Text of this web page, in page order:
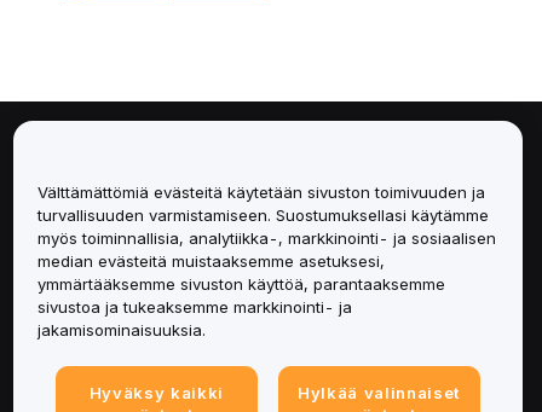
Palvelut
Tuki
Tuotteet
Lakiasiat
Välttämättömiä evästeitä käytetään sivuston toimivuuden ja
turvallisuuden varmistamiseen. Suostumuksellasi käytämme
myös toiminnallisia, analytiikka-, markkinointi- ja sosiaalisen
median evästeitä muistaaksemme asetuksesi,
ymmärtääksemme sivuston käyttöä, parantaaksemme
sivustoa ja tukeaksemme markkinointi- ja
jakamisominaisuuksia.
Hyväksy kaikki
Hylkää valinnaiset